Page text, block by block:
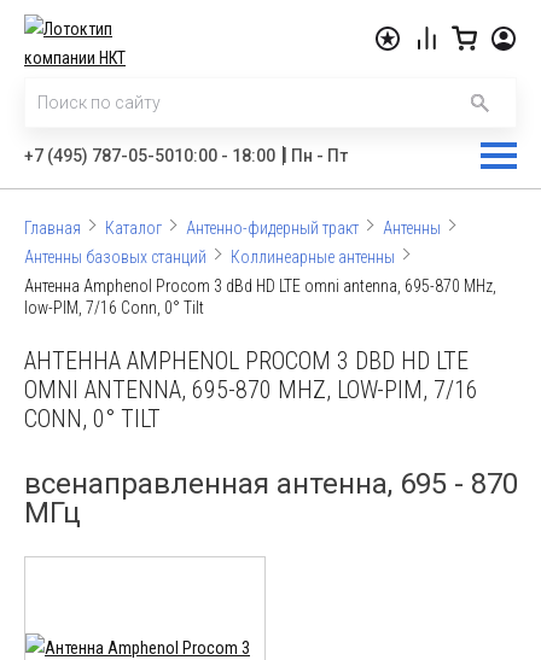
+7 (495) 787-05-5010:00 - 18:00 Пн - Пт
Главная Каталог Антенно-фидерный тракт
Антенны
Антенны базовых станций
Коллинеарные антенны
Антенна Amphenol Procom 3 dBd HD LTE omni antenna, 695-870 MHz,
low-PIM, 7/16 Conn, 0° Tilt
АНТЕННА AMPHENOL PROCOM 3 DBD HD LTE
OMNI ANTENNA, 695-870 MHZ, LOW-PIM, 7/16
CONN, 0° TILT
всенаправленная антенна, 695 - 870
МГц